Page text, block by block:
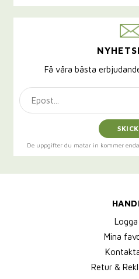
Få våra bästa
De uppgifter du matar in kommer
Mina
Retur &